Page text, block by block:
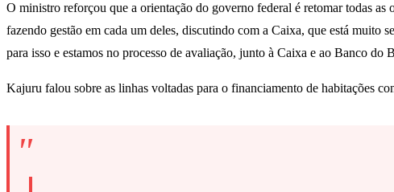
O ministro reforçou que a orientação do governo federal é retomar todas as
fazendo gestão em cada um deles, discutindo com a Caixa, que está muito
para isso e estamos no processo de avaliação, junto à Caixa e ao Banco
Kajuru falou sobre as linhas voltadas para o financiamento de habitações